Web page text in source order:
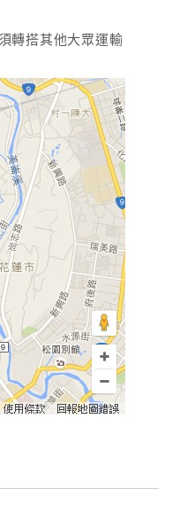
轉搭其他大眾運輸